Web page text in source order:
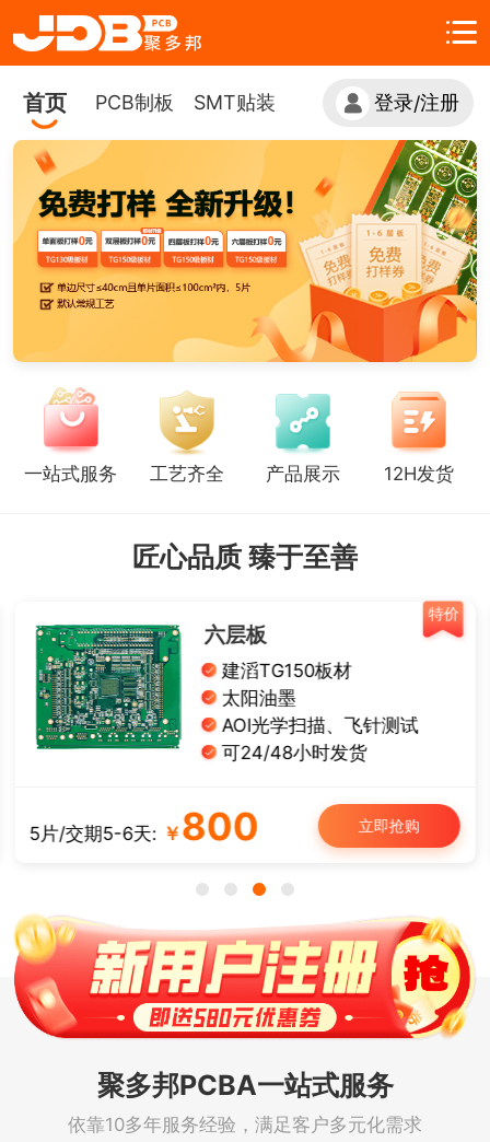
首页 PCB制板 SMT贴装 登录/注册
一站式服务 工艺齐全 产品展示 12H发货
匠心品质 臻于至善
特价
六层板
建滔TG150板材
太阳油墨
AOI光学扫描、飞针测试
可24/48小时发货
5片/交期5-6天: ￥ 800 立即抢购
聚多邦PCBA一站式服务
依靠10多年服务经验，满足客户多元化需求